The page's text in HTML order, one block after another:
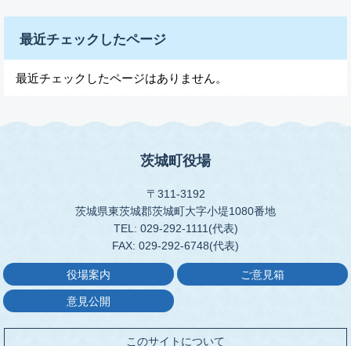
最近チェックしたページ
最近チェックしたページはありません。
茨城町役場
〒311-3192
茨城県東茨城郡茨城町大字小堤1080番地
TEL: 029-292-1111(代表)
FAX: 029-292-6748(代表)
役場案内 ご意見箱
意見公開
このサイトについて